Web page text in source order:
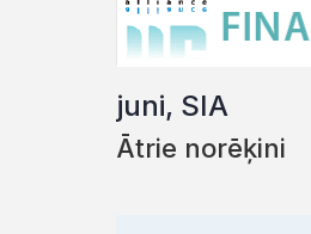
juni, SIA
Ātrie norēķini